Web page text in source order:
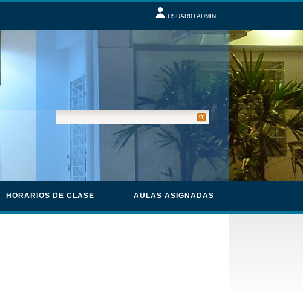
USUARIO ADMIN
HORARIOS DE CLASE AULAS ASIGNADAS